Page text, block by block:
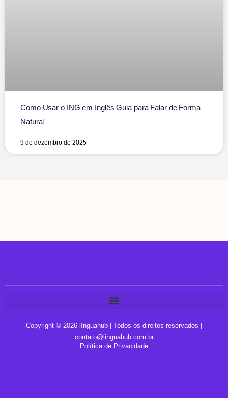
Como Usar o ING em Inglês Guia para Falar de Forma
Natural
9 de dezembro de 2025
Copyright © 2026 línguahub | Todos os direitos reservados |
contato@linguahub.com.br
Política de Privacidade